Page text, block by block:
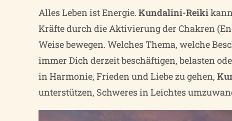
Alles Leben ist Energie.Kundalini-Reiki
Kräfte durch die Aktivierung der Chakren
Weise bewegen. Welches Thema, welche
immer Dich derzeit beschäftigen, belasten
in Harmonie, Frieden und Liebe zu gehen,
unterstützen, Schweres in Leichtes